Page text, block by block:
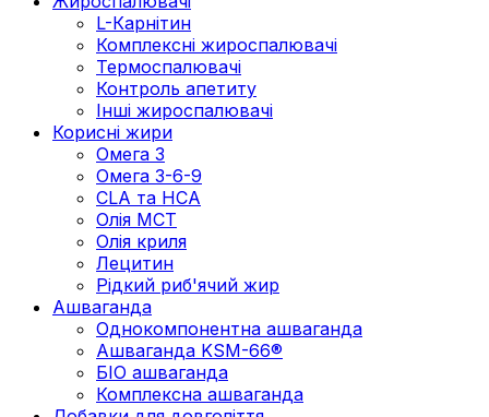
L-Карнітин
Комплексні жироспалювачі
Термоспалювачі
Контроль апетиту
Інші жироспалювачі
Корисні жири
Омега 3
Омега 3-6-9
CLA та HCA
Олія МСТ
Олія криля
Лецитин
Рідкий риб'ячий жир
Ашваганда
Однокомпонентна ашваганда
Ашваганда KSM-66®
БІО ашваганда
Комплексна ашваганда